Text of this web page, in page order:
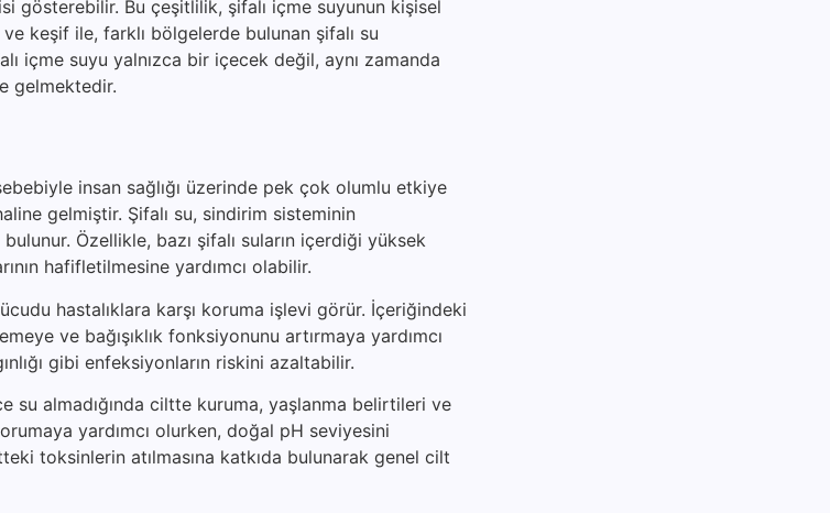
gösterebilir. Bu çeşitlilik, şifalı içme suyunun kişisel
keşif ile, farklı bölgelerde bulunan şifalı su
içme suyu yalnızca bir içecek değil, aynı zamanda
gelmektedir.
insan sağlığı üzerinde pek çok olumlu etkiye
gelmiştir. Şifalı su, sindirim sisteminin
Özellikle, bazı şifalı suların içerdiği yüksek
hafifletilmesine yardımcı olabilir.
hastalıklara karşı koruma işlevi görür. İçeriğindeki
ve bağışıklık fonksiyonunu artırmaya yardımcı
gibi enfeksiyonların riskini azaltabilir.
su almadığında ciltte kuruma, yaşlanma belirtileri ve
yardımcı olurken, doğal pH seviyesini
toksinlerin atılmasına katkıda bulunarak genel cilt